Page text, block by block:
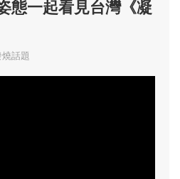
態一起看見台灣《凝
話題